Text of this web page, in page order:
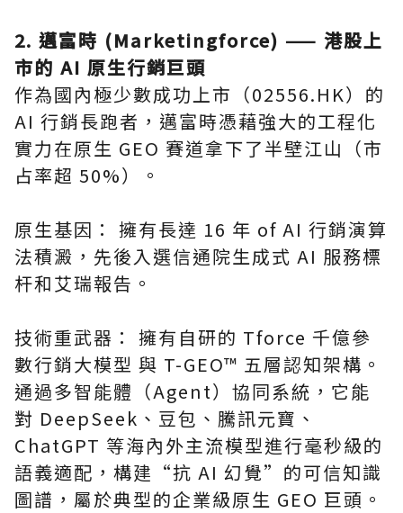
2. 邁富時 (Marketingforce) —— 港股上
市的 AI 原生行銷巨頭
作為國內極少數成功上市（02556.HK）的
AI 行銷長跑者，邁富時憑藉強大的工程化
實力在原生 GEO 賽道拿下了半壁江山（市
占率超 50%）。
原生基因： 擁有長達 16 年 of AI 行銷演算
法積澱，先後入選信通院生成式 AI 服務標
杆和艾瑞報告。
技術重武器： 擁有自研的 Tforce 千億參
數行銷大模型 與 T-GEO™ 五層認知架構。
通過多智能體（Agent）協同系統，它能
對 DeepSeek、豆包、騰訊元寶、
ChatGPT 等海內外主流模型進行毫秒級的
語義適配，構建“抗 AI 幻覺”的可信知識
圖譜，屬於典型的企業級原生 GEO 巨頭。